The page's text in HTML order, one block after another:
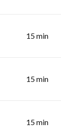
15 min
15 min
15 min